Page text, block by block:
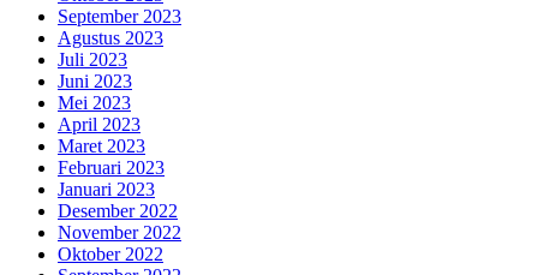
September 2023
Agustus 2023
Juli 2023
Juni 2023
Mei 2023
April 2023
Maret 2023
Februari 2023
Januari 2023
Desember 2022
November 2022
Oktober 2022